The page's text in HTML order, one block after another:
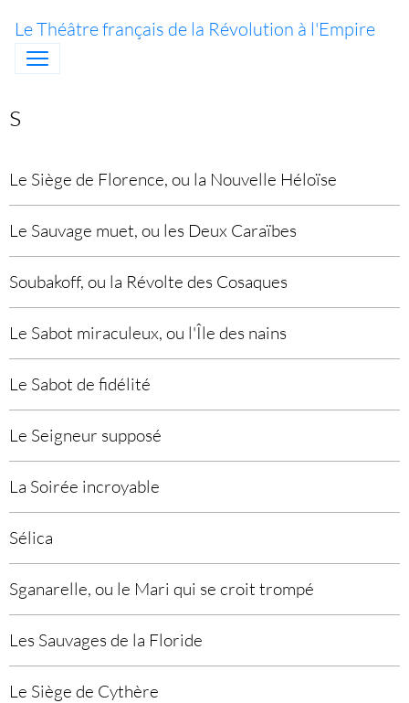
Le Théâtre français de la Révolution à l'Empire
s
Le Siège de Florence, ou la Nouvelle Héloïse
Le Sauvage muet, ou les Deux Caraïbes
Soubakoff, ou la Révolte des Cosaques
Le Sabot miraculeux, ou l'Île des nains
Le Sabot de fidélité
Le Seigneur supposé
La Soirée incroyable
Sélica
Sganarelle, ou le Mari qui se croit trompé
Les Sauvages de la Floride
Le Siège de Cythère